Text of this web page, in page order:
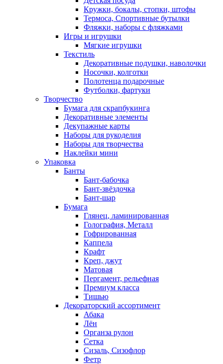
Кружки, бокалы, стопки, штофы
Термоса, Спортивные бутылки
Фляжки, наборы с фляжками
Игры и игрушки
Мягкие игрушки
Текстиль
Декоративные подушки, наволочки
Носочки, колготки
Полотенца подарочные
Футболки, фартуки
Творчество
Бумага для скрапбукинга
Декоративные элементы
Декупажные карты
Наборы для рукоделия
Наборы для творчества
Наклейки мини
Упаковка
Банты
Бант-бабочка
Бант-звёздочка
Бант-шар
Бумага
Глянец, ламинированная
Голография, Металл
Гофрированная
Каппела
Крафт
Креп, джут
Матовая
Пергамент, рельефная
Премиум класса
Тишью
Декораторский ассортимент
Абака
Лён
Органза рулон
Сетка
Сизаль, Сизофлор
Фетр